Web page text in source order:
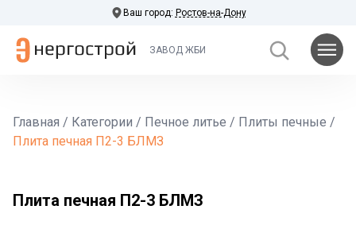
Ваш город: Ростов-на-Дону
ЗАВОД ЖБИ
Главная / Категории / Печное литье / Плиты печные /
Плита печная П2-3 БЛМЗ
Плита печная П2-3 БЛМЗ